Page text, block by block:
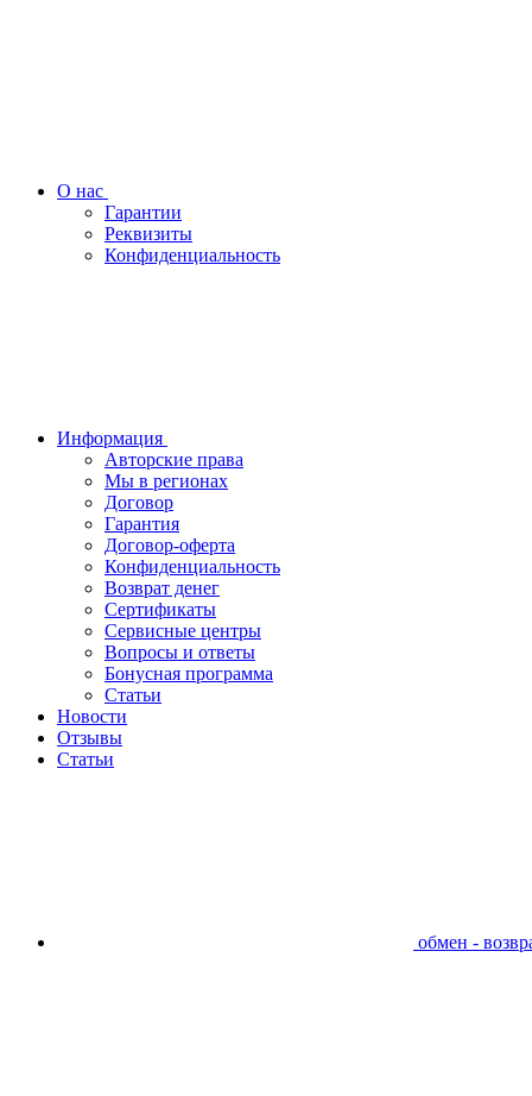
О нас
Гарантии
Реквизиты
Конфиденциальность
Информация
Авторские права
Мы в регионах
Договор
Гарантия
Договор-оферта
Конфиденциальность
Возврат денег
Сертификаты
Сервисные центры
Вопросы и ответы
Бонусная программа
Статьи
Новости
Отзывы
Статьи
обмен -